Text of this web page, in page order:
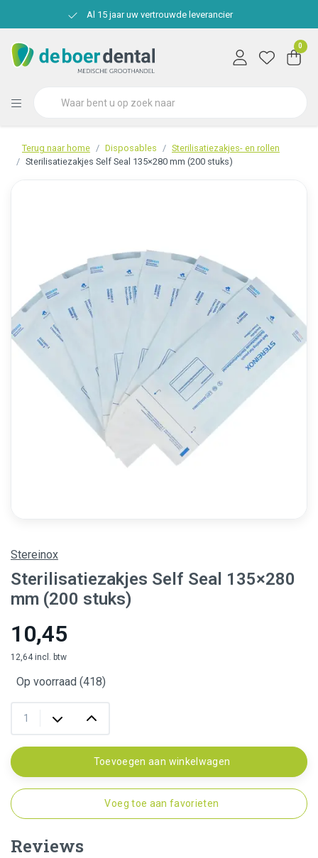
Al 15 jaar uw vertrouwde leverancier
0
Terug naar home Disposables
Sterilisatiezakjes- en rollen
Sterilisatiezakjes Self Seal 135×280 mm (200 stuks)
Stereinox
Sterilisatiezakjes Self Seal 135×280
mm (200 stuks)
10,45
12,64 incl. btw
Op voorraad (418)
Toevoegen aan winkelwagen
Voeg toe aan favorieten
Reviews